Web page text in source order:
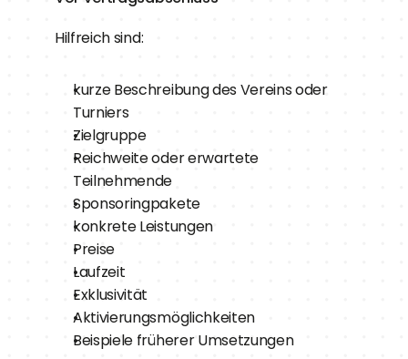
Hilfreich sind:
kurze Beschreibung des Vereins oder
Turniers
Zielgruppe
Reichweite oder erwartete
Teilnehmende
Sponsoringpakete
konkrete Leistungen
Preise
Laufzeit
Exklusivität
Aktivierungsmöglichkeiten
Beispiele früherer Umsetzungen